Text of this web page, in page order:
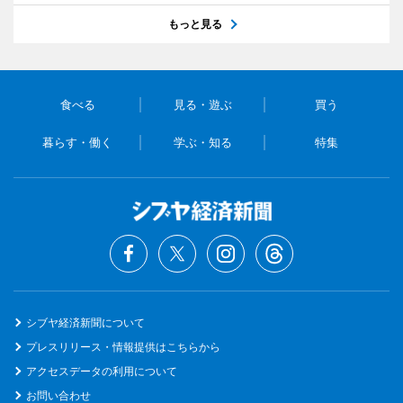
もっと見る
食べる 見る・遊ぶ 買う
暮らす・働く 学ぶ・知る 特集
シブヤ経済新聞について
プレスリリース・情報提供はこちらから
アクセスデータの利用について
お問い合わせ